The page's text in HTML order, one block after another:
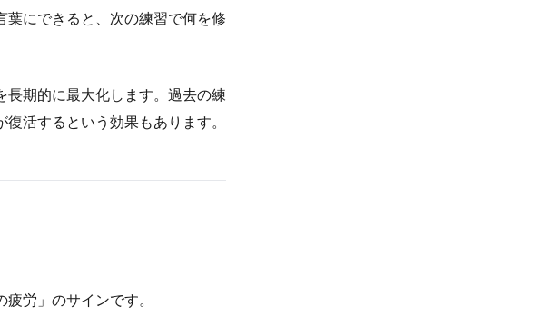
葉にできると、次の練習で何を修
期的に最大化します。過去の練
活するという効果もあります。
労」のサインです。